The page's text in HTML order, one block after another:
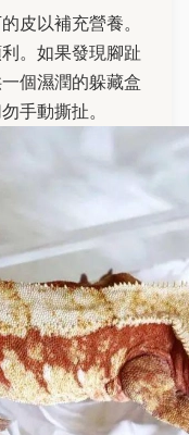
皮以補充營養。
。如果發現腳趾
個濕潤的躲藏盒
手動撕扯。